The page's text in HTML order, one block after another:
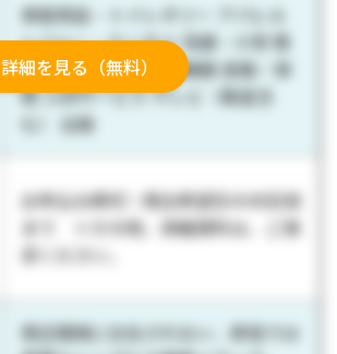
詳細を見る（無料）
家庭用品・トイレタリー アパレル
レジャー・エンタメ 流通・小売 情
報・通信 電機・精密機器 金融・保
険 人材サービス テレビ（衛星含
む） 出版
お申込み締切：掲出希望日の45日前
まで ※その他、詳細資料は、ご請
求ください。
周辺環境に左右されない、新宿では